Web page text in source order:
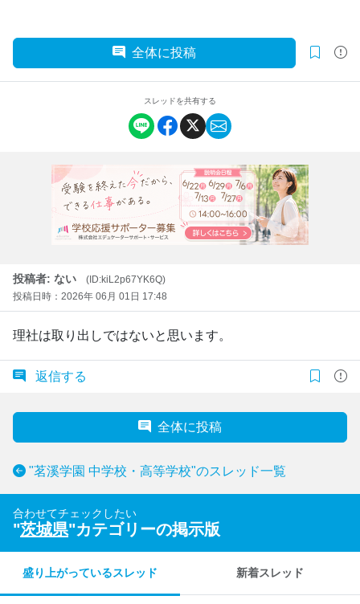
全体に投稿
スレッドを共有する
投稿者: ない
(ID:kiL2p67YK6Q)
投稿日時：2026年 06月 01日 17:48
理社は取り出しではないと思います。
返信する
全体に投稿
"茗溪学園 中学校・高等学校"のスレッド一覧
合わせてチェックしたい
"茨城県"カテゴリーの掲示版
盛り上がっているスレッド 新着スレッド